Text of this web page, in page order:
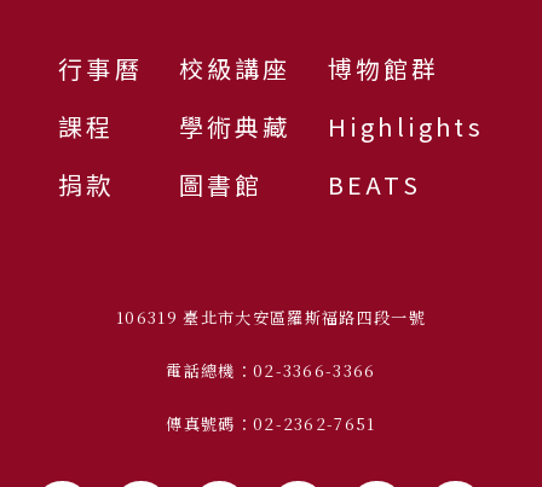
行事曆
課程
捐款
校級講座
學術典藏
圖書館
博物館群
Highlights
BEATS
106319 臺北市大安區羅斯福路四段一號
電話總機：02-3366-3366
傳真號碼：02-2362-7651